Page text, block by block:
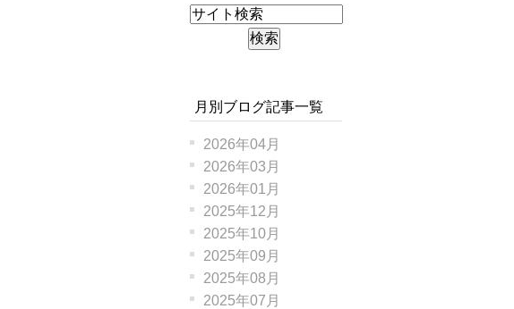
月別ブログ記事一覧
2026年04月
2026年03月
2026年01月
2025年12月
2025年10月
2025年09月
2025年08月
2025年07月